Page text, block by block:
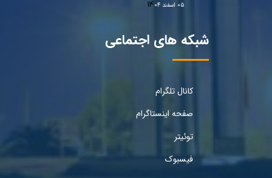
۰۵ اسفند ۰۴
شبکه های اجتماعی
کانال تلگرام
صفحه اینستاگرام
توئیتر
فیسبوک